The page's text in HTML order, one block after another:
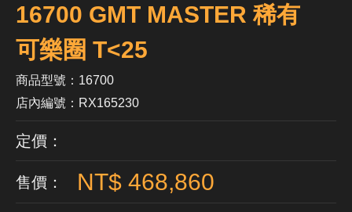
16700 GMT MASTER 稀有
可樂圈 T<25
商品型號：16700
店內編號：RX165230
定價：
售價： NT$ 468,860